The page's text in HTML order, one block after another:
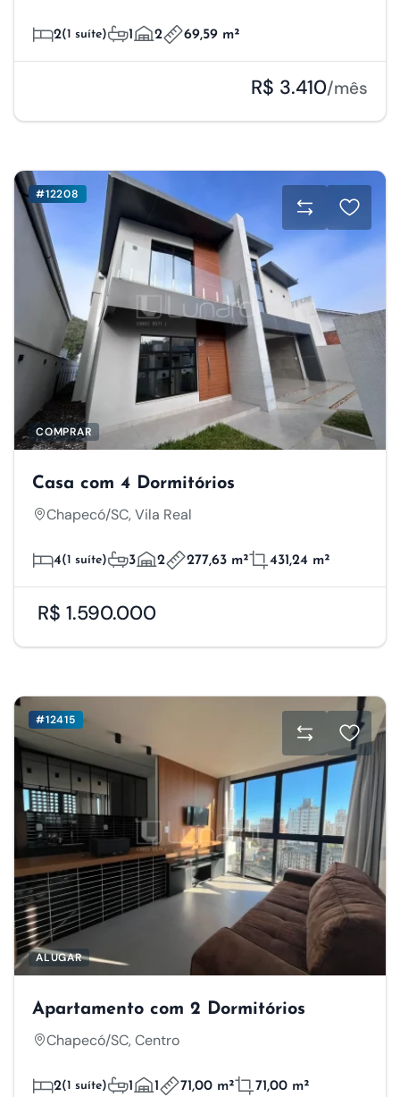
2(1 suíte) 1 2 69,59 m²
R$ 3.410/mês
#12208
COMPRAR
Casa com 4 Dormitórios
Chapecó/SC, Vila Real
4(1 suíte) 3 2 277,63 m² 431,24 m²
R$ 1.590.000
#12415
ALUGAR
Apartamento com 2 Dormitórios
Chapecó/SC, Centro
2(1 suíte) 1 1 71,00 m² 71,00 m²